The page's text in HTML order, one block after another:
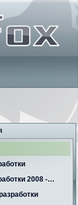
2008 -…